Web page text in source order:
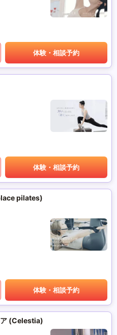
体験・相談予約
体験・相談予約
pilates)
体験・相談予約
ア (Celestia)